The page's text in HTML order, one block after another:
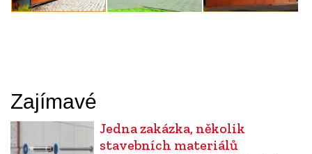
Zajímavé
Jedna zakázka, několik
stavebních materiálů